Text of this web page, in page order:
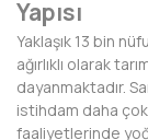
BAYBURT
BİLECİK
BİNGÖL
Yapısı
Yaklaşık 13 bin
ağırlıklı olarak
dayanmaktadır.
istihdam daha
faaliyetlerinde